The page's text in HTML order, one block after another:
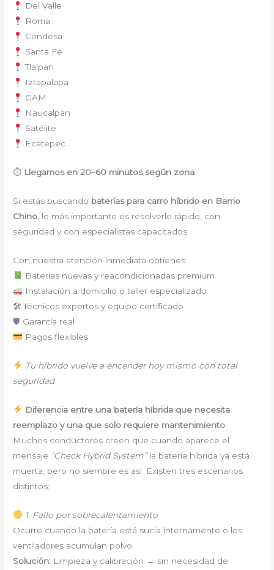
Del Valle
Roma
Condesa
Santa Fe
Tlalpan
Iztapalapa
GAM
Naucalpan
Satélite
Ecatepec
⏱ Llegamos en 20–60 minutos según zona
Si estás buscando baterías para carro híbrido en Barrio
Chino , lo más importante es resolverlo rápido, con
seguridad y con especialistas capacitados.
Con nuestra atención inmediata obtienes:
Baterías nuevas y reacondicionadas premium
Instalación a domicilio o taller especializado
🛠 Técnicos expertos y equipo certificado
🛡 Garantía real
Pagos flexibles
Tu híbrido vuelve a encender hoy mismo con total
seguridad
Diferencia entre una batería híbrida que necesita
reemplazo y una que solo requiere mantenimiento
Muchos conductores creen que cuando aparece el
mensaje “Check Hybrid System”la batería híbrida ya está
muerta, pero no siempre es así. Existen tres escenarios
distintos:
1. Fallo por sobrecalentamiento
Ocurre cuando la batería está sucia internamente o los
ventiladores acumulan polvo.
Solución: Limpieza y calibración → sin necesidad de